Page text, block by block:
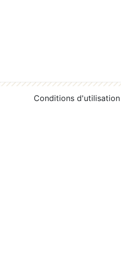
Conditions d'utilisation